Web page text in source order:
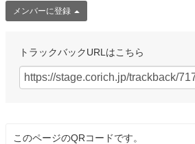
メンバーに登録
トラックバックURLはこちら
このページのQRコードです。